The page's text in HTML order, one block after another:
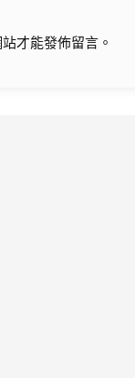
才能發佈留言。